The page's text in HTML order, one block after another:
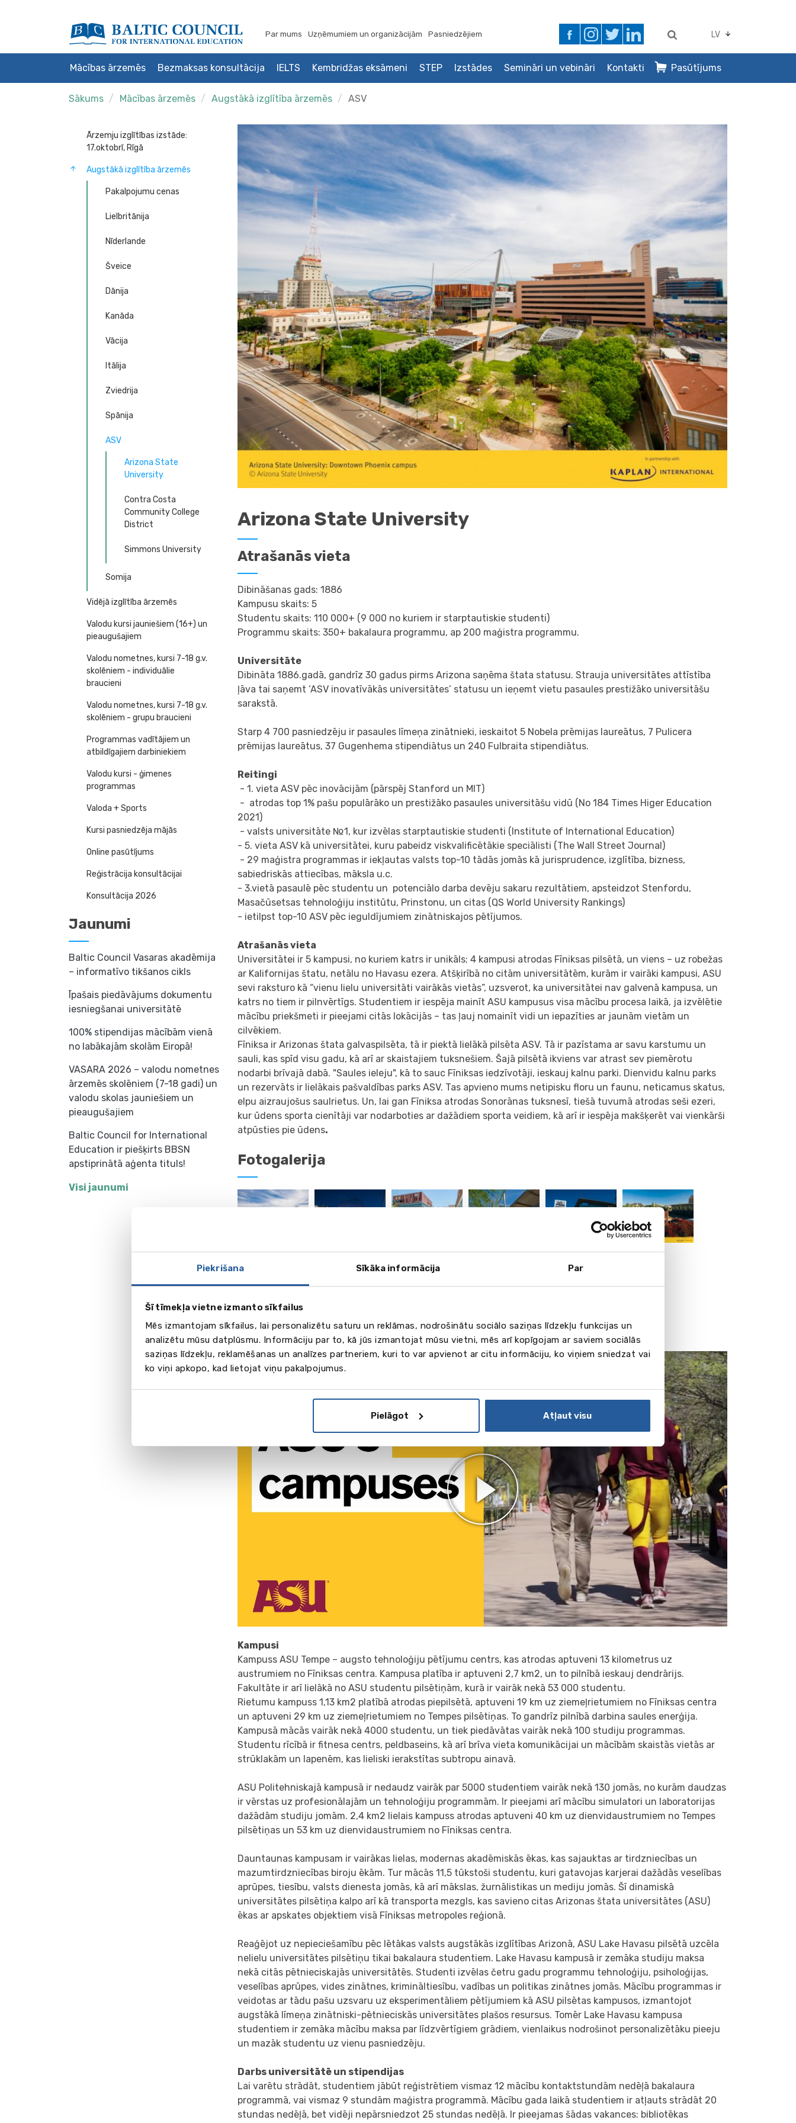
Piekrišana Sīkāka informācija Par
Šī tīmekļa vietne izmanto sīkfailus
Mēs izmantojam sīkfailus, lai personalizētu saturu un reklāmas, nodrošinātu sociālo saziņas līdzekļu funkcijas un
analizētu mūsu datplūsmu. Informāciju par to, kā jūs izmantojat mūsu vietni, mēs arī kopīgojam ar saviem sociālās
saziņas līdzekļu, reklamēšanas un analīzes partneriem, kuri to var apvienot ar citu informāciju, ko viņiem sniedzat vai
ko viņi apkopo, kad lietojat viņu pakalpojumus.
Pielāgot Atļaut visu
Par mums Uzņēmumiem un organizācijām Pasniedzējiem LV
Mācības ārzemēs Bezmaksas konsultācija IELTS Kembridžas eksāmeni STEP Izstādes Semināri un vebināri Kontakti Pasūtījums
Sākums Mācības ārzemēs Augstākā izglītība ārzemēs ASV
Ārzemju izglītības izstāde:
17.oktobrī, Rīgā
Augstākā izglītība ārzemēs
Pakalpojumu cenas
Lielbritānija
Nīderlande
Šveice
Dānija
Kanāda
Vācija
Itālija
Zviedrija
Spānija
ASV
Arizona State
University
Contra Costa
Community College
District
Simmons University
Somija
Vidējā izglītība ārzemēs
Valodu kursi jauniešiem (16+) un
pieaugušajiem
Valodu nometnes, kursi 7-18 g.v.
skolēniem - individuālie
braucieni
Valodu nometnes, kursi 7-18 g.v.
skolēniem - grupu braucieni
Programmas vadītājiem un
atbildīgajiem darbiniekiem
Valodu kursi - ģimenes
programmas
Valoda + Sports
Kursi pasniedzēja mājās
Online pasūtījums
Reģistrācija konsultācijai
Konsultācija 2026
Jaunumi
Baltic Council Vasaras akadēmija
– informatīvo tikšanos cikls
Īpašais piedāvājums dokumentu
iesniegšanai universitātē
100% stipendijas mācībām vienā
no labākajām skolām Eiropā!
VASARA 2026 – valodu nometnes
ārzemēs skolēniem (7-18 gadi) un
valodu skolas jauniešiem un
pieaugušajiem
Baltic Council for International
Education ir piešķirts BBSN
apstiprinātā aģenta tituls!
Visi jaunumi
Arizona State University
Atrašanās vieta
Dibināšanas gads: 1886
Kampusu skaits: 5
Studentu skaits: 110 000+ (9 000 no kuriem ir starptautiskie studenti)
Programmu skaits: 350+ bakalaura programmu, ap 200 maģistra programmu.
Universitāte
Dibināta 1886.gadā, gandrīz 30 gadus pirms Arizona saņēma štata statusu. Strauja universitātes attīstība
ļāva tai saņemt ‘ASV inovatīvākās universitātes’ statusu un ieņemt vietu pasaules prestižāko universitāšu
sarakstā.
Starp 4 700 pasniedzēju ir pasaules līmeņa zinātnieki, ieskaitot 5 Nobela prēmijas laureātus, 7 Pulicera
prēmijas laureātus, 37 Gugenhema stipendiātus un 240 Fulbraita stipendiātus.
Reitingi
- 1. vieta ASV pēc inovācijām (pārspēj Stanford un MIT)
- atrodas top 1% pašu populārāko un prestižāko pasaules universitāšu vidū (No 184 Times Higer Education
2021)
- valsts universitāte №1, kur izvēlas starptautiskie studenti (Institute of International Education)
- 5. vieta ASV kā universitātei, kuru pabeidz viskvalificētākie speciālisti (The Wall Street Journal)
- 29 maģistra programmas ir iekļautas valsts top-10 tādās jomās kā jurisprudence, izglītība, bizness,
sabiedriskās attiecības, māksla u.c.
- 3.vietā pasaulē pēc studentu un potenciālo darba devēju sakaru rezultātiem, apsteidzot Stenfordu,
Masačūsetsas tehnoloģiju institūtu, Prinstonu, un citas (QS World University Rankings)
- ietilpst top-10 ASV pēc ieguldījumiem zinātniskajos pētījumos.
Atrašanās vieta
Universitātei ir 5 kampusi, no kuriem katrs ir unikāls; 4 kampusi atrodas Fīniksas pilsētā, un viens – uz robežas
ar Kalifornijas štatu, netālu no Havasu ezera. Atšķirībā no citām universitātēm, kurām ir vairāki kampusi, ASU
sevi raksturo kā “vienu lielu universitāti vairākās vietās”, uzsverot, ka universitātei nav galvenā kampusa, un
katrs no tiem ir pilnvērtīgs. Studentiem ir iespēja mainīt ASU kampusus visa mācību procesa laikā, ja izvēlētie
mācību priekšmeti ir pieejami citās lokācijās – tas ļauj nomainīt vidi un iepazīties ar jaunām vietām un
cilvēkiem.
Fīniksa ir Arizonas štata galvaspilsēta, tā ir piektā lielākā pilsēta ASV. Tā ir pazīstama ar savu karstumu un
sauli, kas spīd visu gadu, kā arī ar skaistajiem tuksnešiem. Šajā pilsētā ikviens var atrast sev piemērotu
nodarbi brīvajā dabā. "Saules ieleju", kā to sauc Fīniksas iedzīvotāji, ieskauj kalnu parki. Dienvidu kalnu parks
un rezervāts ir lielākais pašvaldības parks ASV. Tas apvieno mums netipisku floru un faunu, neticamus skatus,
elpu aizraujošus saulrietus. Un, lai gan Fīniksa atrodas Sonorānas tuksnesī, tiešā tuvumā atrodas seši ezeri,
kur ūdens sporta cienītāji var nodarboties ar dažādiem sporta veidiem, kā arī ir iespēja makšķerēt vai vienkārši
atpūsties pie ūdens.
Fotogalerija
13
Video
Kampusi
Kampuss ASU Tempe – augsto tehnoloģiju pētījumu centrs, kas atrodas aptuveni 13 kilometrus uz
austrumiem no Fīniksas centra. Kampusa platība ir aptuveni 2,7 km2, un to pilnībā ieskauj dendrārijs.
Fakultāte ir arī lielākā no ASU studentu pilsētiņām, kurā ir vairāk nekā 53 000 studentu.
Rietumu kampuss 1,13 km2 platībā atrodas piepilsētā, aptuveni 19 km uz ziemeļrietumiem no Fīniksas centra
un aptuveni 29 km uz ziemeļrietumiem no Tempes pilsētiņas. To gandrīz pilnībā darbina saules enerģija.
Kampusā mācās vairāk nekā 4000 studentu, un tiek piedāvātas vairāk nekā 100 studiju programmas.
Studentu rīcībā ir fitnesa centrs, peldbaseins, kā arī brīva vieta komunikācijai un mācībām skaistās vietās ar
strūklakām un lapenēm, kas lieliski ierakstītas subtropu ainavā.
ASU Politehniskajā kampusā ir nedaudz vairāk par 5000 studentiem vairāk nekā 130 jomās, no kurām daudzas
ir vērstas uz profesionālajām un tehnoloģiju programmām. Ir pieejami arī mācību simulatori un laboratorijas
dažādām studiju jomām. 2,4 km2 lielais kampuss atrodas aptuveni 40 km uz dienvidaustrumiem no Tempes
pilsētiņas un 53 km uz dienvidaustrumiem no Fīniksas centra.
Dauntaunas kampusam ir vairākas lielas, modernas akadēmiskās ēkas, kas sajauktas ar tirdzniecības un
mazumtirdzniecības biroju ēkām. Tur mācās 11,5 tūkstoši studentu, kuri gatavojas karjerai dažādās veselības
aprūpes, tiesību, valsts dienesta jomās, kā arī mākslas, žurnālistikas un mediju jomās. Šī dinamiskā
universitātes pilsētiņa kalpo arī kā transporta mezgls, kas savieno citas Arizonas štata universitātes (ASU)
ēkas ar apskates objektiem visā Fīniksas metropoles reģionā.
Reaģējot uz nepieciešamību pēc lētākas valsts augstākās izglītības Arizonā, ASU Lake Havasu pilsētā uzcēla
nelielu universitātes pilsētiņu tikai bakalaura studentiem. Lake Havasu kampusā ir zemāka studiju maksa
nekā citās pētnieciskajās universitātēs. Studenti izvēlas četru gadu programmu tehnoloģiju, psiholoģijas,
veselības aprūpes, vides zinātnes, krimināltiesību, vadības un politikas zinātnes jomās. Mācību programmas ir
veidotas ar tādu pašu uzsvaru uz eksperimentāliem pētījumiem kā ASU pilsētas kampusos, izmantojot
augstākā līmeņa zinātniski-pētnieciskās universitātes plašos resursus. Tomēr Lake Havasu kampusa
studentiem ir zemāka mācību maksa par līdzvērtīgiem grādiem, vienlaikus nodrošinot personalizētāku pieeju
un mazāk studentu uz vienu pasniedzēju.
Darbs universitātē un stipendijas
Lai varētu strādāt, studentiem jābūt reģistrētiem vismaz 12 mācību kontaktstundām nedēļā bakalaura
programmā, vai vismaz 9 stundām maģistra programmā. Mācību gada laikā studentiem ir atļauts strādāt 20
stundas nedēļā, bet vidēji nepārsniedzot 25 stundas nedēļā. Ir pieejamas šādas vakances: bibliotēkas